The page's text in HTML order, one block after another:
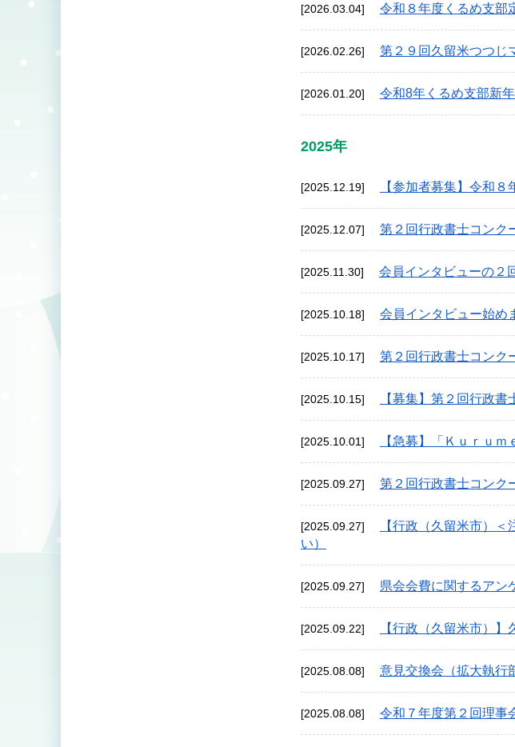
[2026.03.04] 令和８年度くるめ支部
[2026.02.26] 第２９回久留米つつじ
[2026.01.20] 令和8年くるめ支部新
2025年
[2025.12.19] 【参加者募集】令和
[2025.12.07] 第２回行政書士コンク
[2025.11.30] 会員インタビューの２
[2025.10.18] 会員インタビュー始め
[2025.10.17] 第２回行政書士コンク
[2025.10.15] 【募集】第２回行政
[2025.10.01] 【急募】「Ｋｕｒｕ
[2025.09.27] 第２回行政書士コンク
[2025.09.27]
【行政（久留米市）
い）
[2025.09.27] 県会会費に関するアン
[2025.09.22] 【行政（久留米市）
[2025.08.08] 意見交換会（拡大執行
[2025.08.08] 令和７年度第２回理事